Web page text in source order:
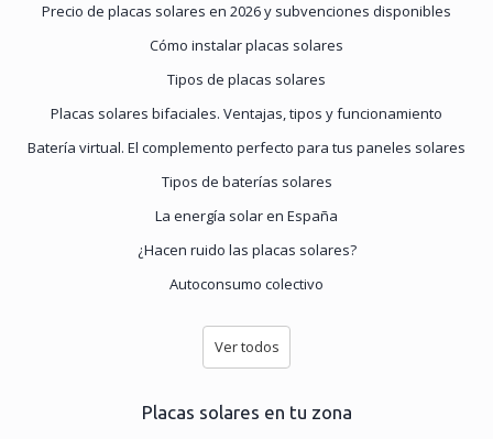
Precio de placas solares en 2026 y subvenciones disponibles
Cómo instalar placas solares
Tipos de placas solares
Placas solares bifaciales. Ventajas, tipos y funcionamiento
Batería virtual. El complemento perfecto para tus paneles solares
Tipos de baterías solares
La energía solar en España
¿Hacen ruido las placas solares?
Autoconsumo colectivo
Ver todos
Placas solares en tu zona